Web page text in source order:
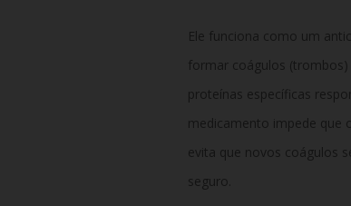
Ele funciona como um
formar coágulos (trombos)
proteínas específicas
medicamento impede que
evita que novos coágulos
seguro.